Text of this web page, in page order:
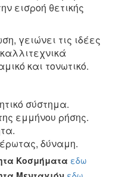
εισροή θετικής
γειώνει τις ιδέες
και τονωτικό.
σύστημα.
εμμήνου ρήσης.
δύναμη.
Κοσμήματα εδω